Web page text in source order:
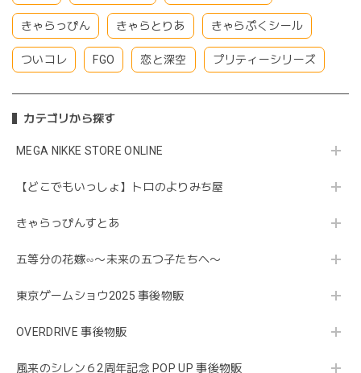
きゃらっぴん きゃらとりあ きゃらぷくシール
ついコレ FGO 恋と深空 プリティーシリーズ
カテゴリから探す
MEGA NIKKE STORE ONLINE
【どこでもいっしょ】トロのよりみち屋
きゃらっぴんすとあ
五等分の花嫁∽〜未来の五つ子たちへ〜
東京ゲームショウ2025 事後物販
OVERDRIVE 事後物販
風来のシレン６2周年記念 POP UP 事後物販